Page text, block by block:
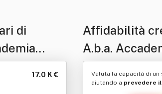
di
17.0 K €
Affidabilità
A.b.a.
Società
Valuta la capacità di un
aiutando a prevedere il